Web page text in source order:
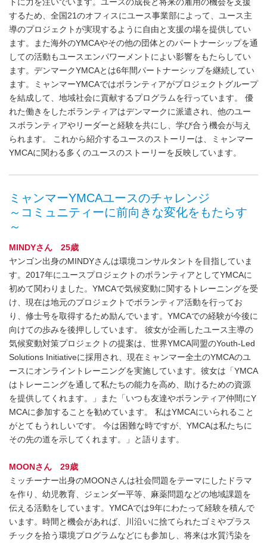
するため、全国21のオフィスにユース事業部によって、ユース主
導のプロジェクトが実現するように自由と支援の場を提供してい
ます。また海外のYMCAやその他の団体とのパートナーシップを通
しての活動もユースエンパワーメントによい影響をもたらしてい
ます。デンマークYMCAとは6年間パートナーシップを継続してい
ます。ミャンマーYMCAではボランティアがプロジェクトグループ
を結成して、地域社会に貢献するプログラムを行っています。 優
れた働きをしたボランティアはデンマークに派遣され、他のユー
スボランティアやリーダーと経験を共にし、学び合う機会が与え
られます。 これから紹介するユースのストーリーは、ミャンマー
YMCAに関わる多くのユースのストーリーを反映しています。
ミャンマーYMCAユースのチャレンジ
～コミュニティーに前向きな変化をもたらす
～
MINDYさん 25歳
ヤンゴン出身のMINDYさんは環境コンサルタントを目指していま
す。2017年にユースプロジェクトのボランティアとしてYMCAに
初めて関わりました。YMCAで気候変動に関するトレーニングを受
け、現在は地元のプロジェクトでボランティア活動を行ってお
り、修士号を取得するため励んでいます。YMCAでの経験が今後に
向けての歩みを後押ししています。 彼女が企画したユース主導の
気候変動対策プロジェクトの提案は、世界YMCA同盟のYouth-Led
Solutions Initiativeに採用され、現在ミャンマー全土のYMCAのユ
ースにオンライントレーニングを実施しています。彼女は「YMCA
はトレーニングを通して私たちの能力を高め、助けるための資源
を提供してくれます。」また「いつも友達やボランティア仲間にY
MCAに参加することを勧めています。 私はYMCAにいられること
がとてもうれしいです。 今は困難な時ですが、YMCAは私たちに
その先の道を示してくれます。」と語ります。
MOONさん 29歳
ミッチーナー出身のMOONさんは社会問題をテーマにしたドラマ
を作り、幼児教育、ジェンダー平等、麻薬問題などの地域課題を
伝える活動をしています。YMCAでは9年にわたって経験を積んで
います。時間と機会があれば、川沿いに捨てられたゴミやプラス
チックを拾う環境プログラムなどにも参加し、将来は水質汚染を